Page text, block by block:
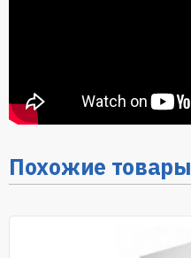
Похожие товары